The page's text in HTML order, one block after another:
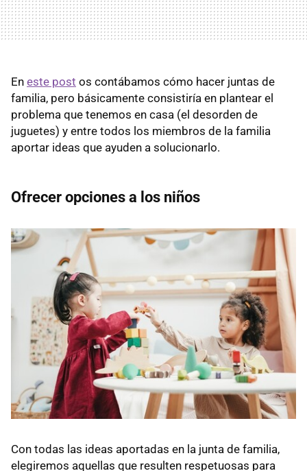
En este post os contábamos cómo hacer juntas de
familia, pero básicamente consistiría en plantear el
problema que tenemos en casa (el desorden de
juguetes) y entre todos los miembros de la familia
aportar ideas que ayuden a solucionarlo.
Ofrecer opciones a los niños
Con todas las ideas aportadas en la junta de familia,
elegiremos aquellas que resulten respetuosas para